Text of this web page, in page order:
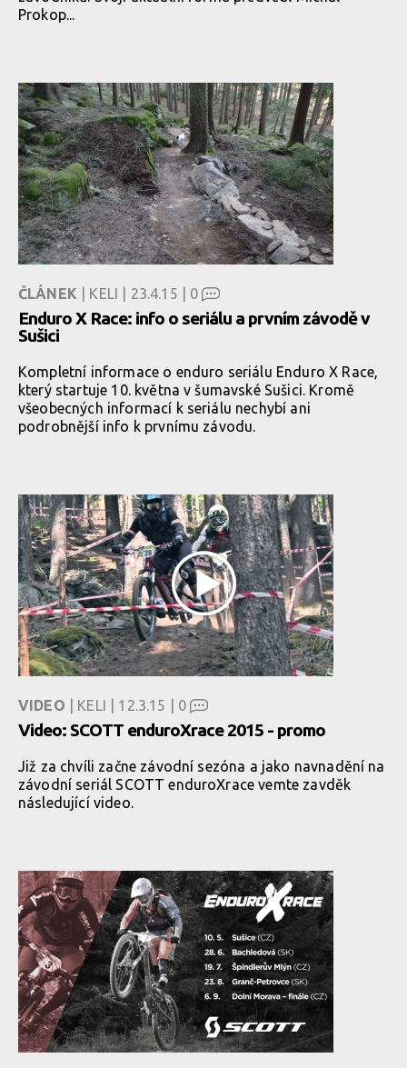
Prokop...
ČLÁNEK | KELI | 23.4.15 | 0
Enduro X Race: info o seriálu a prvním závodě v
Sušici
Kompletní informace o enduro seriálu Enduro X Race,
který startuje 10. května v šumavské Sušici. Kromě
všeobecných informací k seriálu nechybí ani
podrobnější info k prvnímu závodu.
VIDEO | KELI | 12.3.15 | 0
Video: SCOTT enduroXrace 2015 - promo
Již za chvíli začne závodní sezóna a jako navnadění na
závodní seriál SCOTT enduroXrace vemte zavděk
následující video.